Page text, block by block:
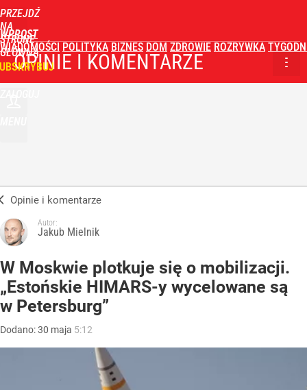
PRZEJDŹ
NA
STRONĘ
GŁÓWNĄ
WPROST
WIADOMOŚCI POLITYKA BIZNES DOM ZDROWIE ROZRYWKA
OPINIE I KOMENTARZE
Opinie i komentarze
Autor:
Jakub Mielnik
W Moskwie plotkuje się o mobilizacji.
„Estońskie HIMARS-y wycelowane są
w Petersburg”
Dodano:30 maja 5:12